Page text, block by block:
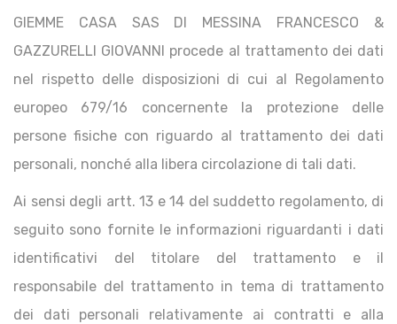
GIEMME CASA SAS DI MESSINA FRANCESCO &
GAZZURELLI GIOVANNI procede al trattamento dei dati
nel rispetto delle disposizioni di cui al Regolamento
europeo 679/16 concernente la protezione delle
persone fisiche con riguardo al trattamento dei dati
personali, nonché alla libera circolazione di tali dati.
Ai sensi degli artt. 13 e 14 del suddetto regolamento, di
seguito sono fornite le informazioni riguardanti i dati
identificativi del titolare del trattamento e il
responsabile del trattamento in tema di trattamento
dei dati personali relativamente ai contratti e alla